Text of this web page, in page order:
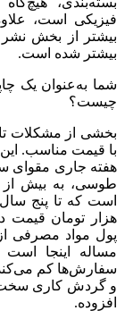
فیزیکی است،
بیشتر از بخش نشر
بیشتر شده است.
شما به‌عنوان یک
چیست؟
بخشی از مشکلات
با قیمت مناسب.
است که تا پنج
هزار تومان قیمت
پول مواد مصرفی
مساله اینجا است
سفارش‌ها کم می‌کند،
و گردش کاری سخت
افزوده.